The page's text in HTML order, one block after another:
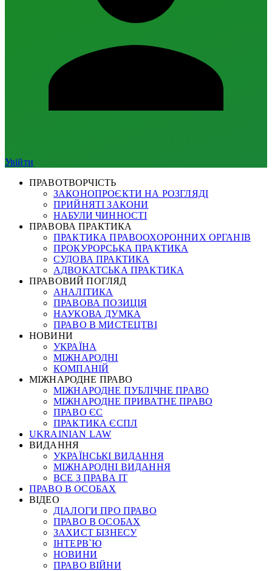
Увійти
ПРАВОТВОРЧІСТЬ
ЗАКОНОПРОЄКТИ НА РОЗГЛЯДІ
ПРИЙНЯТІ ЗАКОНИ
НАБУЛИ ЧИННОСТІ
ПРАВОВА ПРАКТИКА
ПРАКТИКА ПРАВООХОРОННИХ ОРГАНІВ
ПРОКУРОРСЬКА ПРАКТИКА
СУДОВА ПРАКТИКА
АДВОКАТСЬКА ПРАКТИКА
ПРАВОВИЙ ПОГЛЯД
АНАЛІТИКА
ПРАВОВА ПОЗИЦІЯ
НАУКОВА ДУМКА
ПРАВО В МИСТЕЦТВІ
НОВИНИ
УКРАЇНА
МІЖНАРОДНІ
КОМПАНІЙ
МІЖНАРОДНЕ ПРАВО
МІЖНАРОДНЕ ПУБЛІЧНЕ ПРАВО
МІЖНАРОДНЕ ПРИВАТНЕ ПРАВО
ПРАВО ЄС
ПРАКТИКА ЄСПЛ
UKRAINIAN LAW
ВИДАННЯ
УКРАЇНСЬКІ ВИДАННЯ
МІЖНАРОДНІ ВИДАННЯ
ВСЕ З ПРАВА ІТ
ПРАВО В ОСОБАХ
ВІДЕО
ДІАЛОГИ ПРО ПРАВО
ПРАВО В ОСОБАХ
ЗАХИСТ БІЗНЕСУ
ІНТЕРВ`Ю
НОВИНИ
ПРАВО ВІЙНИ